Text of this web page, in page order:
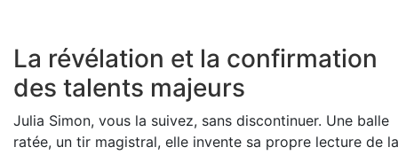
La révélation et la confirmation
des talents majeurs
Julia Simon, vous la suivez, sans discontinuer. Une balle
ratée, un tir magistral, elle invente sa propre lecture de la